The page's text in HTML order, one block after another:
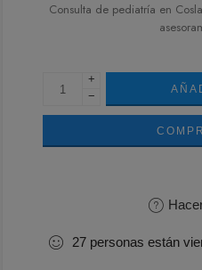
Consulta de pediatría en
+
−
27 personas están